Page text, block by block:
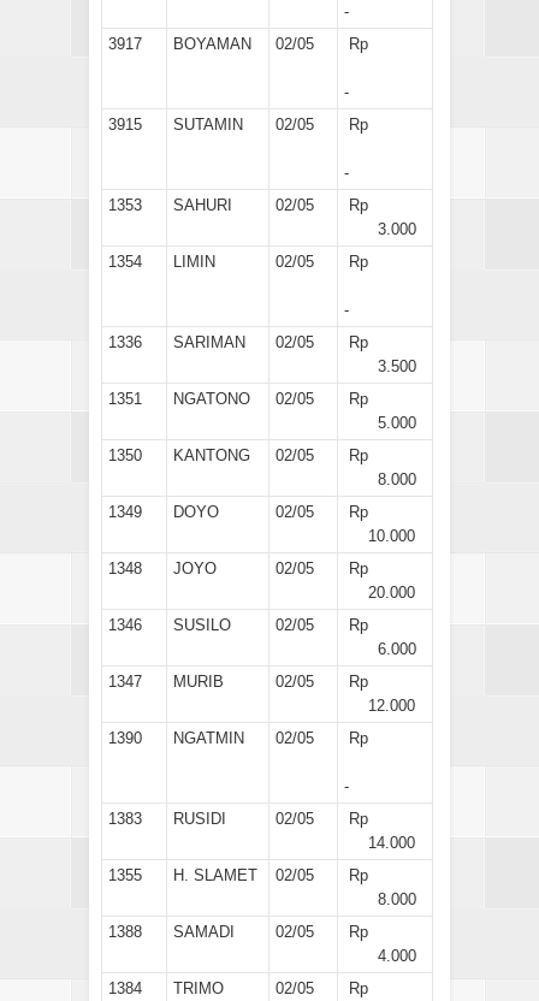
-
3917
BOYAMAN 02/05 Rp
-
3915
SUTAMIN 02/05 Rp
-
1353
SAHURI 02/05
Rp
3.000
1354
LIMIN 02/05 Rp
-
1336
SARIMAN 02/05
Rp
3.500
1351
NGATONO 02/05
Rp
5.000
1350
KANTONG 02/05
Rp
8.000
1349
DOYO 02/05
Rp
10.000
1348
JOYO 02/05
Rp
20.000
1346
SUSILO 02/05
Rp
6.000
1347
MURIB 02/05
Rp
12.000
1390
NGATMIN 02/05 Rp
-
1383
RUSIDI 02/05
Rp
14.000
1355
H. SLAMET 02/05
Rp
8.000
1388
SAMADI 02/05
Rp
4.000
1384
TRIMO 02/05
Rp